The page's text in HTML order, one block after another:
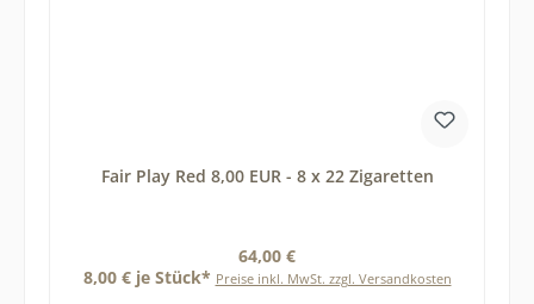
Fair Play Red 8,00 EUR - 8 x 22 Zigaretten
Regulärer Preis:
64,00 €
8,00 € je Stück* Preise inkl. MwSt. zzgl. Versandkosten